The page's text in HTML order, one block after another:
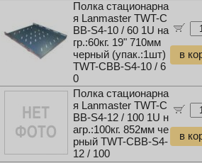
Полка стационарна
я Lanmaster TWT-C
BB-S4-10 / 60 1U на
гр.:60кг. 19" 710мм
черный (упак.:1шт)
TWT-CBB-S4-10 / 6
0
в
Полка стационарна
я Lanmaster TWT-C
BB-S4-12 / 100 1U н
агр.:100кг. 852мм че
рный TWT-CBB-S4-
12 / 100
в